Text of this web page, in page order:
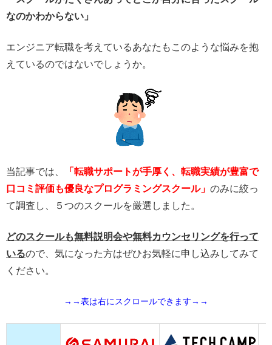
なのかわからない」
エンジニア転職を考えているあなたもこのような悩みを抱
えているのではないでしょうか。
当記事では、
「転職サポートが手厚く、転職実績が豊富で
口コミ評価も優良なプログラミングスクール」 のみに絞っ
て調査し、５つのスクールを厳選しました。
どのスクールも無料説明会や無料カウンセリングを行って
いるので、気になった方はぜひお気軽に申し込みしてみて
ください。
→→表は右にスクロールできます→→